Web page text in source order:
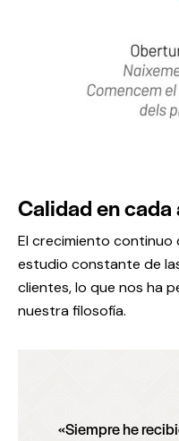
Calidad en
El crecimiento continuo
estudio constante de
clientes, lo que nos ha
nuestra filosofía.
«Siempre he